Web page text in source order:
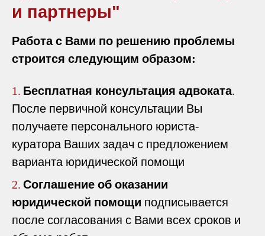
и партнеры"
Работа с Вами по решению проблемы
строится следующим образом:
1. Бесплатная консультация адвоката.
После первичной консультации Вы
получаете персонального юриста-
куратора Ваших задач с предложением
варианта юридической помощи
2. Соглашение об оказании
юридической помощи подписывается
после согласования с Вами всех сроков и